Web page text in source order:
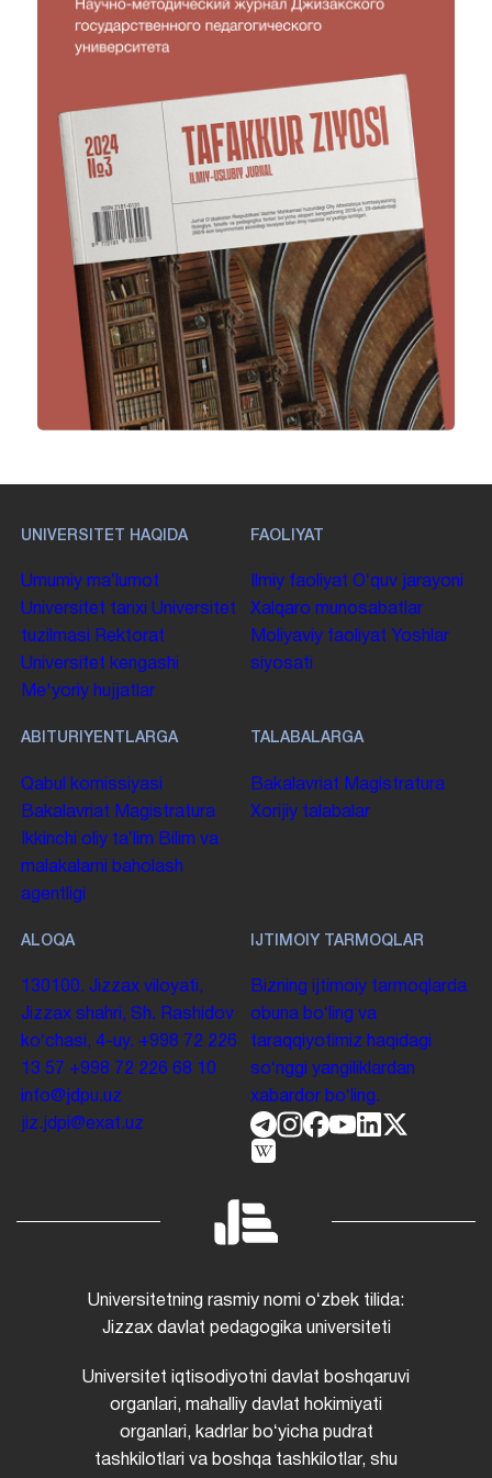
UNIVERSITET HAQIDA
Umumiy maʼlumot
Universitet tarixi Universitet
tuzilmasi Rektorat
Universitet kengashi
Me'yoriy hujjatlar
FAOLIYAT
Ilmiy faoliyat Oʻquv jarayoni
Xalqaro munosabatlar
Moliyaviy faoliyat Yoshlar
siyosati
ABITURIYENTLARGA
Qabul komissiyasi
Bakalavriat Magistratura
Ikkinchi oliy taʼlim Bilim va
malakalarni baholash
agentligi
TALABALARGA
Bakalavriat Magistratura
Xorijiy talabalar
ALOQA
130100. Jizzax viloyati,
Jizzax shahri, Sh. Rashidov
koʻchasi, 4-uy. +998 72 226
13 57 +998 72 226 68 10
info@jdpu.uz
jiz.jdpi@exat.uz
IJTIMOIY TARMOQLAR
Bizning ijtimoiy tarmoqlarda
obuna boʻling va
taraqqiyotimiz haqidagi
soʻnggi yangiliklardan
xabardor boʻling.
Universitetning rasmiy nomi oʻzbek tilida:
Jizzax davlat pedagogika universiteti
Universitet iqtisodiyotni davlat boshqaruvi
organlari, mahalliy davlat hokimiyati
organlari, kadrlar boʻyicha pudrat
tashkilotlari va boshqa tashkilotlar, shu